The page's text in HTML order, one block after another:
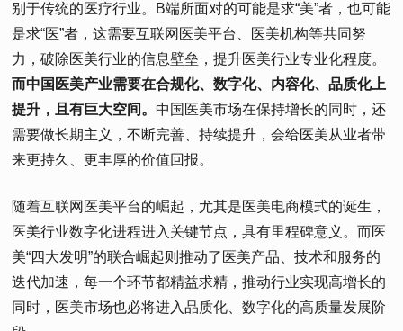
别于传统的医疗行业。B端所面对的可能是求“美”者，也可能
是求“医”者，这需要互联网医美平台、医美机构等共同努
力，破除医美行业的信息壁垒，提升医美行业专业化程度。
而中国医美产业需要在合规化、数字化、内容化、品质化上
提升，且有巨大空间。中国医美市场在保持增长的同时，还
需要做长期主义，不断完善、持续提升，会给医美从业者带
来更持久、更丰厚的价值回报。
随着互联网医美平台的崛起，尤其是医美电商模式的诞生，
医美行业数字化进程进入关键节点，具有里程碑意义。而医
美“四大发明”的联合崛起则推动了医美产品、技术和服务的
迭代加速，每一个环节都精益求精，推动行业实现高增长的
同时，医美市场也必将进入品质化、数字化的高质量发展阶